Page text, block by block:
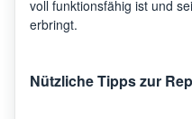
voll funktionsfähig ist und
erbringt.
Nützliche Tipps zur